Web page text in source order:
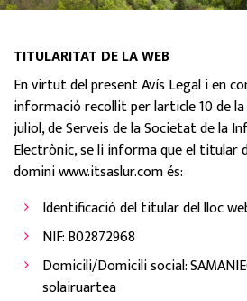
TITULARITAT DE LA WEB
En virtut del present Avís Legal i en
informació recollit per larticle 10 de la
juliol, de Serveis de la Societat de la
Electrònic, se li informa que el titular
domini www.itsaslur.com és:
Identificació del titular del lloc
NIF: B02872968
Domicili/Domicili social:
solairuartea